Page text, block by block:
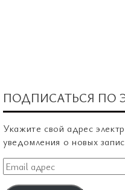
ПОДПИСАТЬСЯ ПО
Укажите свой адрес
уведомления о новых
Email
адрес